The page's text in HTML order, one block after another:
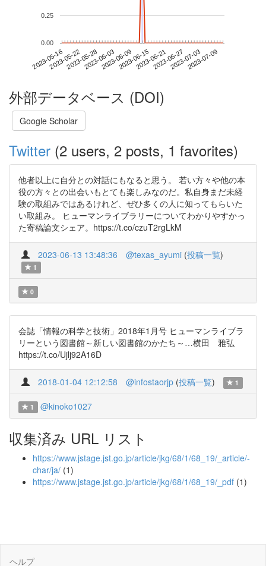
2023-05-162023-05-222023-05-282023-06-032023-06-092023-06-152023-06-212023-06-272023-07-032023-07-09
0.00
0.25
外部データベース (DOI)
Google Scholar
Twitter (2 users, 2 posts, 1 favorites)
他者以上に自分との対話にもなると思う。 若い方々や他の本
役の方々との出会いもとても楽しみなのだ。私自身まだ未経
験の取組みではあるけれど、ぜひ多くの人に知ってもらいた
い取組み。 ヒューマンライブラリーについてわかりやすかっ
た寄稿論文シェア。https://t.co/czuT2rgLkM
2023-06-13 13:48:36 @texas_ayumi (投稿一覧)
1
0
会誌「情報の科学と技術」2018年1月号 ヒューマンライブラ
リーという図書館～新しい図書館のかたち～…横田 雅弘
https://t.co/Ujlj92A16D
2018-01-04 12:12:58 @infostaorjp (投稿一覧) 1
1 @kinoko1027
収集済み URL リスト
https://www.jstage.jst.go.jp/article/jkg/68/1/68_19/_article/-
char/ja/ (1)
https://www.jstage.jst.go.jp/article/jkg/68/1/68_19/_pdf (1)
ヘルプ